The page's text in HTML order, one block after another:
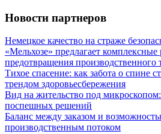
Новости партнеров
Немецкое качество на страже
«Мельхозе» предлагает
предотвращения производственного
Тихое спасение: как забота о спине
трендом здоровьесбережения
Вид на жительство под
поспешных решений
Баланс между заказом и
производственным потоком